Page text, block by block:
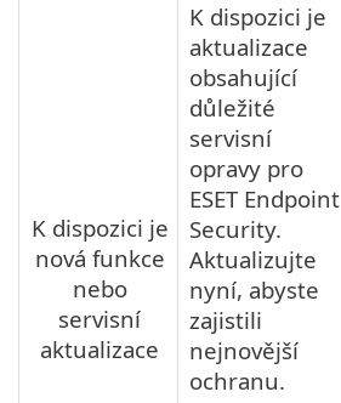
K dispozici je
nová funkce
nebo
servisní
aktualizace
K dispozici je
aktualizace
obsahující
důležité
servisní
opravy pro
ESET Endpoint
Security.
Aktualizujte
nyní, abyste
zajistili
nejnovější
ochranu.